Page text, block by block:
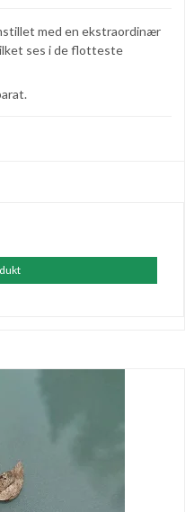
med en ekstraordinær
ses i de flotteste